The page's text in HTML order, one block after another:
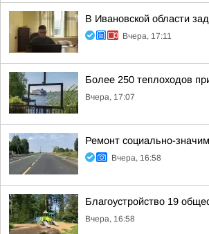
В Ивановской области
Вчера, 17:11
Более 250 теплоходов
Вчера, 17:07
Ремонт социально-
Вчера, 16:58
Благоустройство 19
Вчера, 16:58